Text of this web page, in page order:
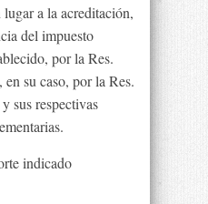
a la acreditación,
del impuesto
por la Res.
su caso, por la Res.
sus respectivas
indicado